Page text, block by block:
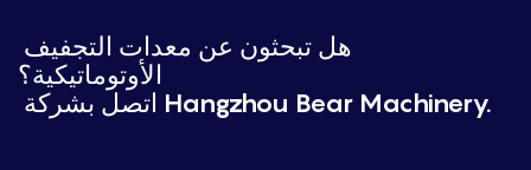
الأوتوماتيكية؟
اتصل بشركة Hangzhou Bear Machinery.